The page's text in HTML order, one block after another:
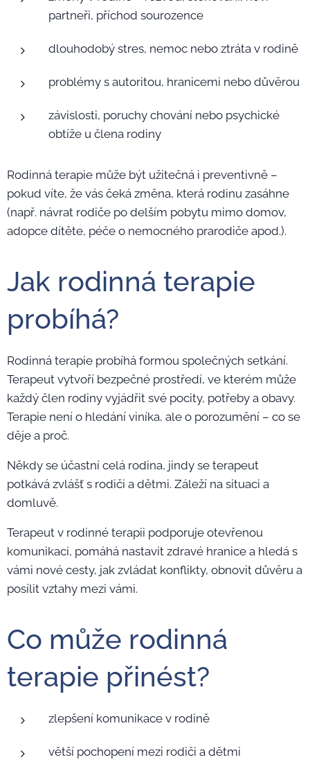
partneři, příchod sourozence
dlouhodobý stres, nemoc nebo ztráta v rodině
problémy s autoritou, hranicemi nebo důvěrou
závislosti, poruchy chování nebo psychické
obtíže u člena rodiny
Rodinná terapie může být užitečná i preventivně –
pokud víte, že vás čeká změna, která rodinu zasáhne
(např. návrat rodiče po delším pobytu mimo domov,
adopce dítěte, péče o nemocného prarodiče apod.).
Jak rodinná terapie
probíhá?
Rodinná terapie probíhá formou společných setkání.
Terapeut vytvoří bezpečné prostředí, ve kterém může
každý člen rodiny vyjádřit své pocity, potřeby a obavy.
Terapie není o hledání viníka, ale o porozumění – co se
děje a proč.
Někdy se účastní celá rodina, jindy se terapeut
potkává zvlášť s rodiči a dětmi. Záleží na situaci a
domluvě.
Terapeut v rodinné terapii podporuje otevřenou
komunikaci, pomáhá nastavit zdravé hranice a hledá s
vámi nové cesty, jak zvládat konflikty, obnovit důvěru a
posílit vztahy mezi vámi.
Co může rodinná
terapie přinést?
zlepšení komunikace v rodině
větší pochopení mezi rodiči a dětmi